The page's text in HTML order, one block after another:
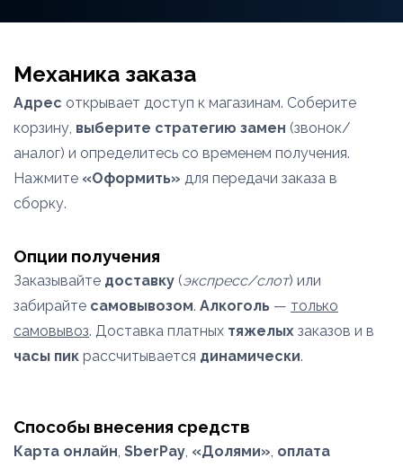
Механика заказа
Адрес открывает доступ к магазинам. Соберите
корзину, выберите стратегию замен (звонок/
аналог) и определитесь со временем получения.
Нажмите «Оформить» для передачи заказа в
сборку.
Опции получения
Заказывайте доставку (экспресс/слот) или
забирайте самовывозом. Алкоголь — только
самовывоз. Доставка платных тяжелых заказов и в
часы пик рассчитывается динамически.
Способы внесения средств
Карта онлайн, SberPay, «Долями», оплата